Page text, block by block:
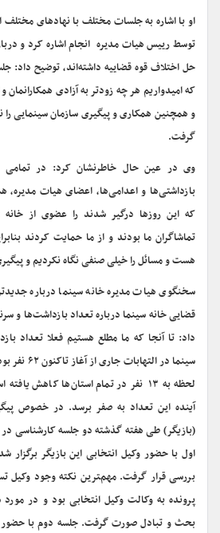
او با اشاره به جلسات مختلف با نهادهای
توسط رییس هیات مدیره انجام اشاره کرد و
حل اختلاف قوه قضاییه داشته‌اند، توضیح داد:
که امیدواریم هر چه زودتر به آزادی
و همچنین همکاری و پیگیری سازمان سینمایی را
گرفت.
وی در عین حال خاطرنشان کرد: در تمامی
بازداشتی‌ها و اعدامی‌ها، اعضای هیات
که این روزها درگیر شدند را عضوی از
تماشاگران ما بودند و از ما حمایت کردند
هست و مسائل را خیلی صنفی نگاه نکردیم و
سخنگوی هیات مدیره خانه سینما درباره
قضایی خانه سینما درباره تعداد بازداشت‌ها و
داد: تا آنجا که ما مطلع هستیم فعلا تعداد
سینما در
لحظه به ۱۳ نفر در تمام استان‌ها کاهش
آینده این تعداد به صفر برسد. در خصوص
(بازیگر) طی هفته گذشته دو جلسه کارشناسی در
اول با حضور وکیل انتخابی این بازیگر
بررسی قرار گرفت. مهم‌‍ترین نکته وجود
پرونده به وکالت وکیل انتخابی بود و در
بحث و تبادل صورت گرفت. جلسه دوم با حضور